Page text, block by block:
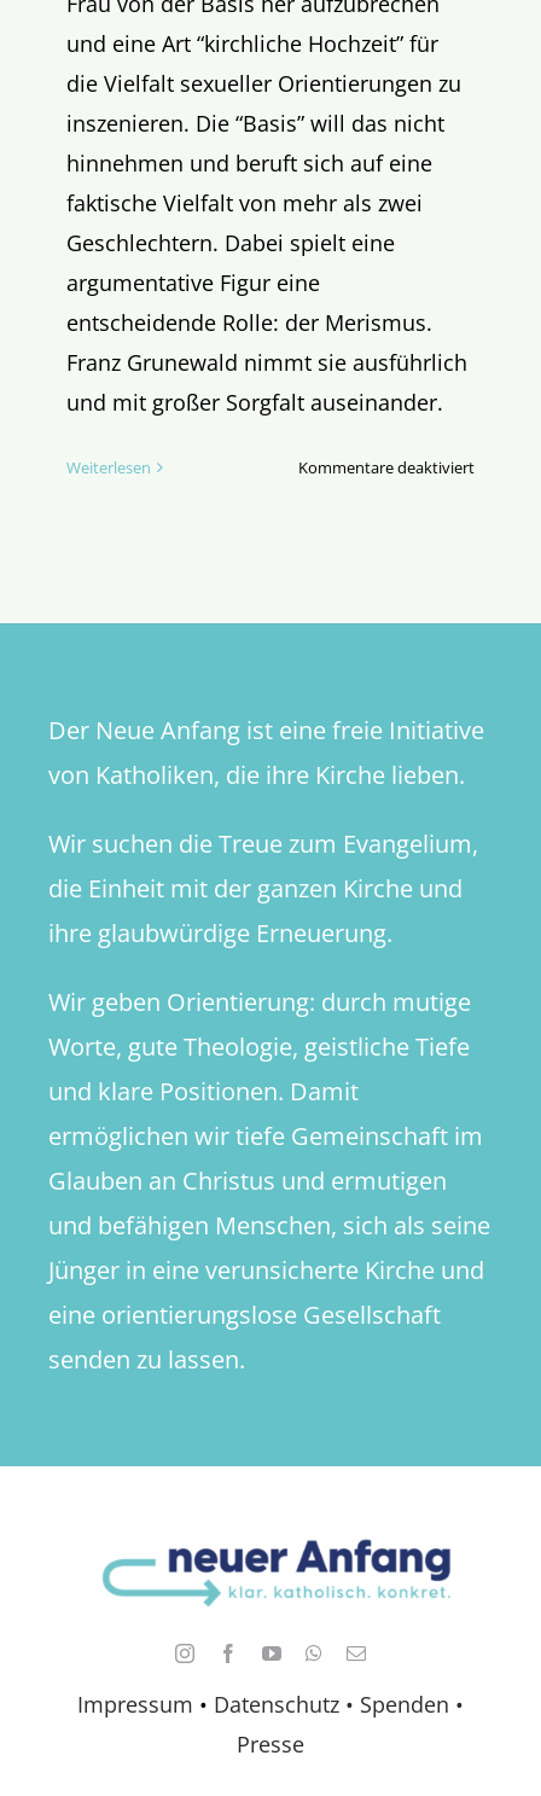
und eine Art “kirchliche Hochzeit” für
die Vielfalt sexueller Orientierungen zu
inszenieren. Die “Basis” will das nicht
hinnehmen und beruft sich auf eine
faktische Vielfalt von mehr als zwei
Geschlechtern. Dabei spielt eine
argumentative Figur eine
entscheidende Rolle: der Merismus.
Franz Grunewald nimmt sie ausführlich
und mit großer Sorgfalt auseinander.
Weiterlesen Kommentare deaktiviertfür
der
Impressum • Datenschutz • Spenden •
Presse
Der Neue Anfang ist eine freie Initiative
von Katholiken, die ihre Kirche lieben.
Wir suchen die Treue zum Evangelium,
die Einheit mit der ganzen Kirche und
ihre glaubwürdige Erneuerung.
Wir geben Orientierung: durch mutige
Worte, gute Theologie, geistliche Tiefe
und klare Positionen. Damit
ermöglichen wir tiefe Gemeinschaft im
Glauben an Christus und ermutigen
und befähigen Menschen, sich als seine
Jünger in eine verunsicherte Kirche und
eine orientierungslose Gesellschaft
senden zu lassen.